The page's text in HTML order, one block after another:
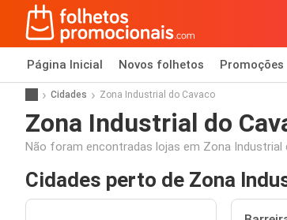
Página Inicial Novos folhetos Promoções
Cidades Zona Industrial do Cavaco
Zona Industrial do
Não foram encontradas lojas em Zona Industrial
Cidades perto de Zona